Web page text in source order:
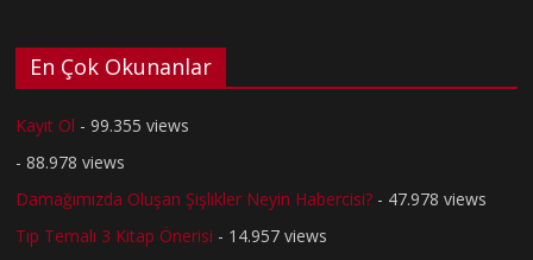
En Çok Okunanlar
Kayıt Ol - 99.355 views
- 88.978 views
Damağımızda Oluşan Şişlikler Neyin Habercisi? - 47.978 views
Tıp Temalı 3 Kitap Önerisi - 14.957 views